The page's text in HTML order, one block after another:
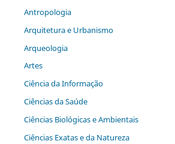
Antropologia
Arquitetura e Urbanismo
Arqueologia
Artes
Ciência da Informação
Ciências da Saúde
Ciências Biológicas e Ambientais
Ciências Exatas e da Natureza